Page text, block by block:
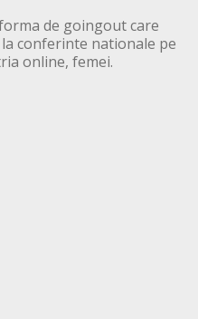
de goingout care
conferinte nationale pe
online, femei.